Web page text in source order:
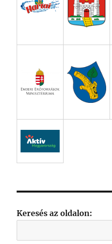
Keresés az oldalon: